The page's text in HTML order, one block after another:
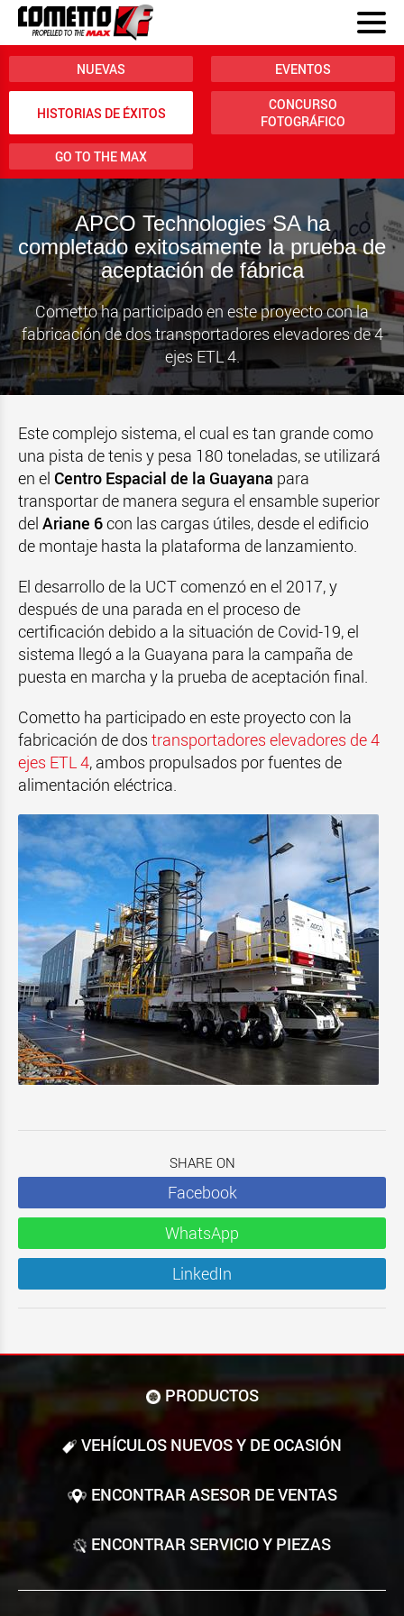
NUEVAS EVENTOS
HISTORIAS DE ÉXITOS
CONCURSO
FOTOGRÁFICO
GO TO THE MAX
APCO Technologies SA ha
completado exitosamente la prueba de
aceptación de fábrica
Cometto ha participado en este proyecto con la
fabricación de dos transportadores elevadores de 4
ejes ETL 4.
Este complejo sistema, el cual es tan grande como
una pista de tenis y pesa 180 toneladas, se utilizará
en el Centro Espacial de la Guayana para
transportar de manera segura el ensamble superior
del Ariane 6con las cargas útiles, desde el edificio
de montaje hasta la plataforma de lanzamiento.
El desarrollo de la UCT comenzó en el 2017, y
después de una parada en el proceso de
certificación debido a la situación de Covid-19, el
sistema llegó a la Guayana para la campaña de
puesta en marcha y la prueba de aceptación final.
Cometto ha participado en este proyecto con la
fabricación de dos transportadores elevadores de 4
ejes ETL 4, ambos propulsados por fuentes de
alimentación eléctrica.
SHARE ON
Facebook
WhatsApp
LinkedIn
PRODUCTOS
VEHÍCULOS NUEVOS Y DE OCASIÓN
ENCONTRAR ASESOR DE VENTAS
ENCONTRAR SERVICIO Y PIEZAS